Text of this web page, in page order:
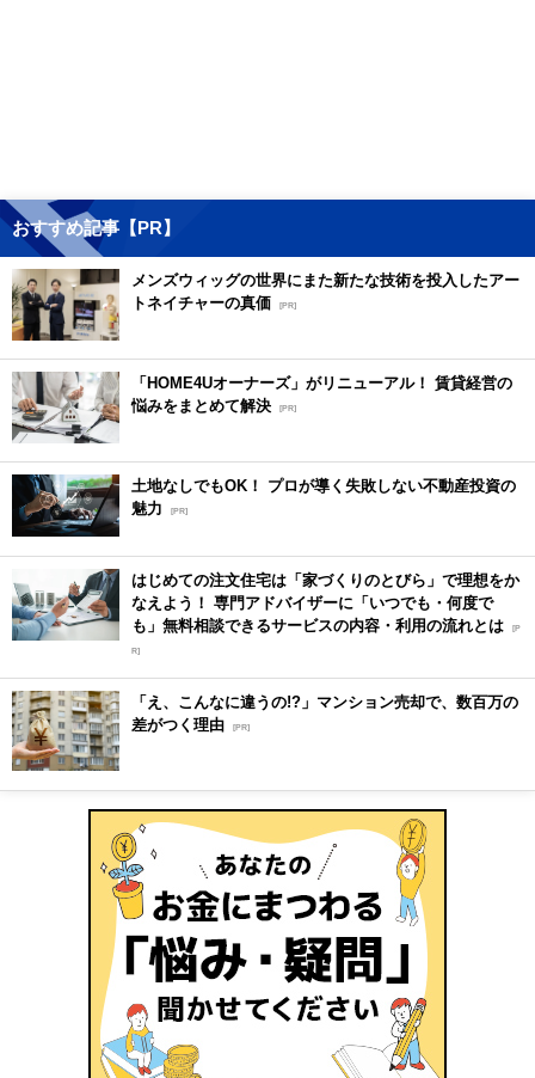
おすすめ記事【PR】
メンズウィッグの世界にまた新たな技術を投入したアー
トネイチャーの真価 [PR]
「HOME4Uオーナーズ」がリニューアル！ 賃貸経営の
悩みをまとめて解決 [PR]
土地なしでもOK！ プロが導く失敗しない不動産投資の
魅力
[PR]
はじめての注文住宅は「家づくりのとびら」で理想をか
なえよう！ 専門アドバイザーに「いつでも・何度で
も」無料相談できるサービスの内容・利用の流れとは [P
R]
「え、こんなに違うの!?」マンション売却で、数百万の
差がつく理由 [PR]